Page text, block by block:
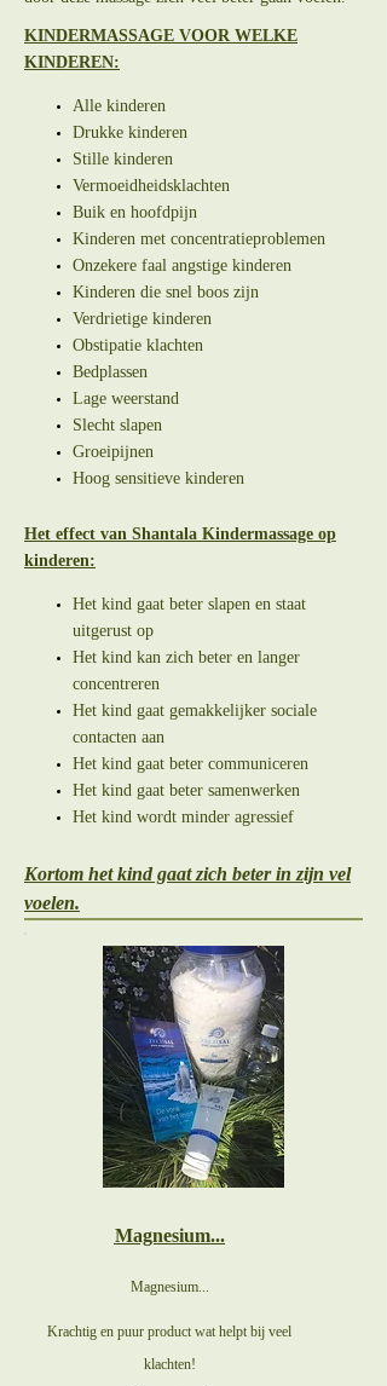
KINDERMASSAGE VOOR WELKE
KINDEREN:
Alle kinderen
Drukke kinderen
Stille kinderen
Vermoeidheidsklachten
Buik en hoofdpijn
Kinderen met concentratieproblemen
Onzekere faal angstige kinderen
Kinderen die snel boos zijn
Verdrietige kinderen
Obstipatie klachten
Bedplassen
Lage weerstand
Slecht slapen
Groeipijnen
Hoog sensitieve kinderen
Het effect van Shantala Kindermassage op
kinderen:
Het kind gaat beter slapen en staat
uitgerust op
Het kind kan zich beter en langer
concentreren
Het kind gaat gemakkelijker sociale
contacten aan
Het kind gaat beter communiceren
Het kind gaat beter samenwerken
Het kind wordt minder agressief
Kortom het kind gaat zich beter in zijn vel
voelen.
Magnesium...
Magnesium...
Krachtig en puur product wat helpt bij veel
klachten!